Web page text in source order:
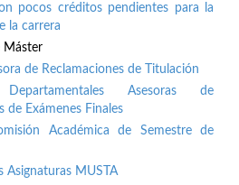
pocos créditos pendientes para la
la carrera
Máster
de Reclamaciones de Titulación
Departamentales Asesoras de
de Exámenes Finales
Académica de Semestre de
Asignaturas MUSTA